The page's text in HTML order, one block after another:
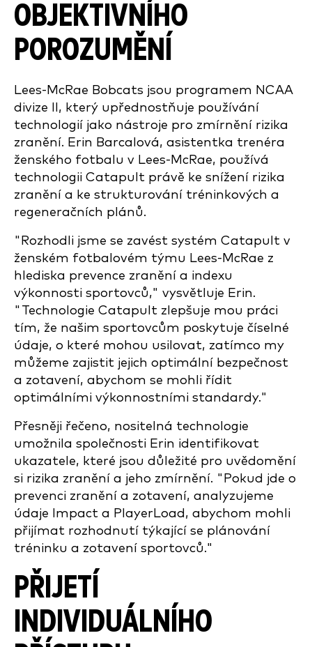
OBJEKTIVNÍHO
POROZUMĚNÍ
Lees-McRae Bobcats jsou programem NCAA
divize II, který upřednostňuje používání
technologií jako nástroje pro zmírnění rizika
zranění. Erin Barcalová, asistentka trenéra
ženského fotbalu v Lees-McRae, používá
technologii Catapult právě ke snížení rizika
zranění a ke strukturování tréninkových a
regeneračních plánů.
"Rozhodli jsme se zavést systém Catapult v
ženském fotbalovém týmu Lees-McRae z
hlediska prevence zranění a indexu
výkonnosti sportovců," vysvětluje Erin.
"Technologie Catapult zlepšuje mou práci
tím, že našim sportovcům poskytuje číselné
údaje, o které mohou usilovat, zatímco my
můžeme zajistit jejich optimální bezpečnost
a zotavení, abychom se mohli řídit
optimálními výkonnostními standardy."
Přesněji řečeno, nositelná technologie
umožnila společnosti Erin identifikovat
ukazatele, které jsou důležité pro uvědomění
si rizika zranění a jeho zmírnění. "Pokud jde o
prevenci zranění a zotavení, analyzujeme
údaje Impact a PlayerLoad, abychom mohli
přijímat rozhodnutí týkající se plánování
tréninku a zotavení sportovců."
PŘIJETÍ
INDIVIDUÁLNÍHO